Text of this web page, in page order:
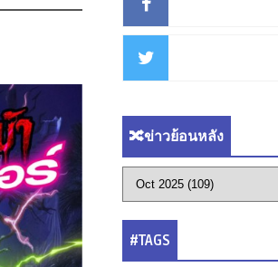
🔀ข่าวย้อนหลัง
#TAGS